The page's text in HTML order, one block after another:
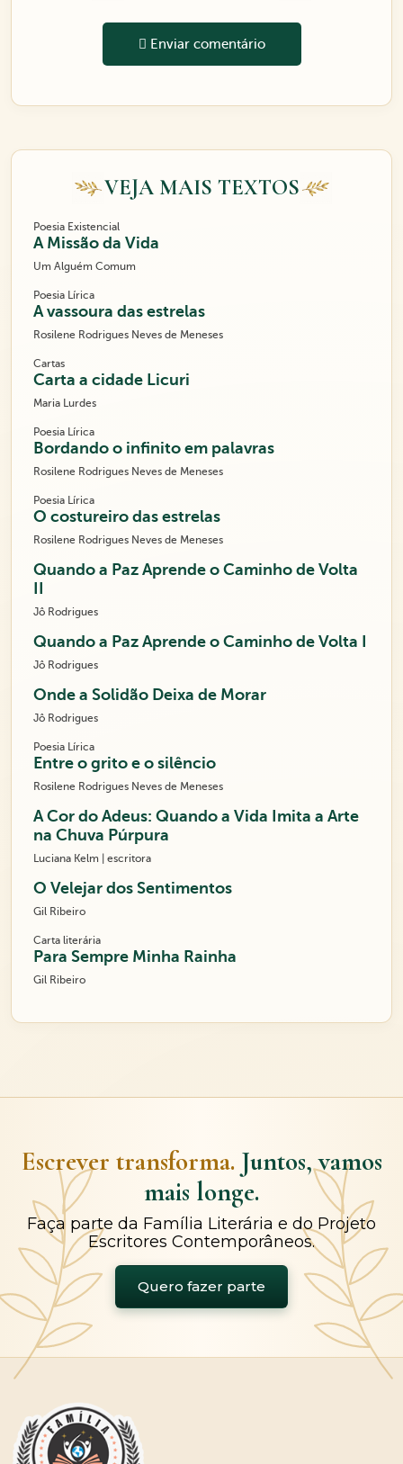
Enviar comentário
VEJA MAIS TEXTOS
Poesia Existencial
A Missão da Vida
Um Alguém Comum
Poesia Lírica
A vassoura das estrelas
Rosilene Rodrigues Neves de Meneses
Cartas
Carta a cidade Licuri
Maria Lurdes
Poesia Lírica
Bordando o infinito em palavras
Rosilene Rodrigues Neves de Meneses
Poesia Lírica
O costureiro das estrelas
Rosilene Rodrigues Neves de Meneses
Quando a Paz Aprende o Caminho de Volta
Jô Rodrigues
Quando a Paz Aprende o Caminho de Volta I
Jô Rodrigues
Onde a Solidão Deixa de Morar
Jô Rodrigues
Poesia Lírica
Entre o grito e o silêncio
Rosilene Rodrigues Neves de Meneses
A Cor do Adeus: Quando a Vida Imita a Arte
na Chuva Púrpura
Luciana Kelm | escritora
O Velejar dos Sentimentos
Gil Ribeiro
Carta literária
Para Sempre Minha Rainha
Gil Ribeiro
Escrever transforma. Juntos, vamos
mais longe.
Faça parte da Família Literária e do Projeto
Escritores Contemporâneos.
Quero fazer parte